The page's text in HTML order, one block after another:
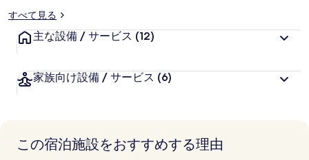
すべて見る
主な設備 / サービス (12)
家族向け設備 / サービス (6)
この宿泊施設をおすすめする理由